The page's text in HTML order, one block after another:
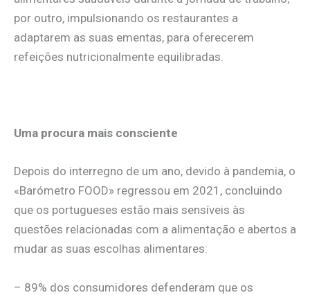
por outro, impulsionando os restaurantes a
adaptarem as suas ementas, para oferecerem
refeições nutricionalmente equilibradas.
Uma procura mais consciente
Depois do interregno de um ano, devido à pandemia, o
«Barómetro FOOD» regressou em 2021, concluindo
que os portugueses estão mais sensíveis às
questões relacionadas com a alimentação e abertos a
mudar as suas escolhas alimentares:
– 89% dos consumidores defenderam que os